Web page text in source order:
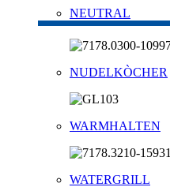
NEUTRAL
NUDELKÒCHER
WARMHALTEN
WATERGRILL